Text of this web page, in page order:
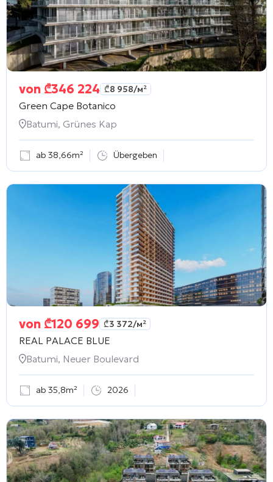
von ₾346 224 ₾8 958/м²
Green Cape Botanico
Batumi, Grünes Kap
ab 38,66m² Übergeben
von ₾120 699 ₾3 372/м²
REAL PALACE BLUE
Batumi, Neuer Boulevard
ab 35,8m² 2026